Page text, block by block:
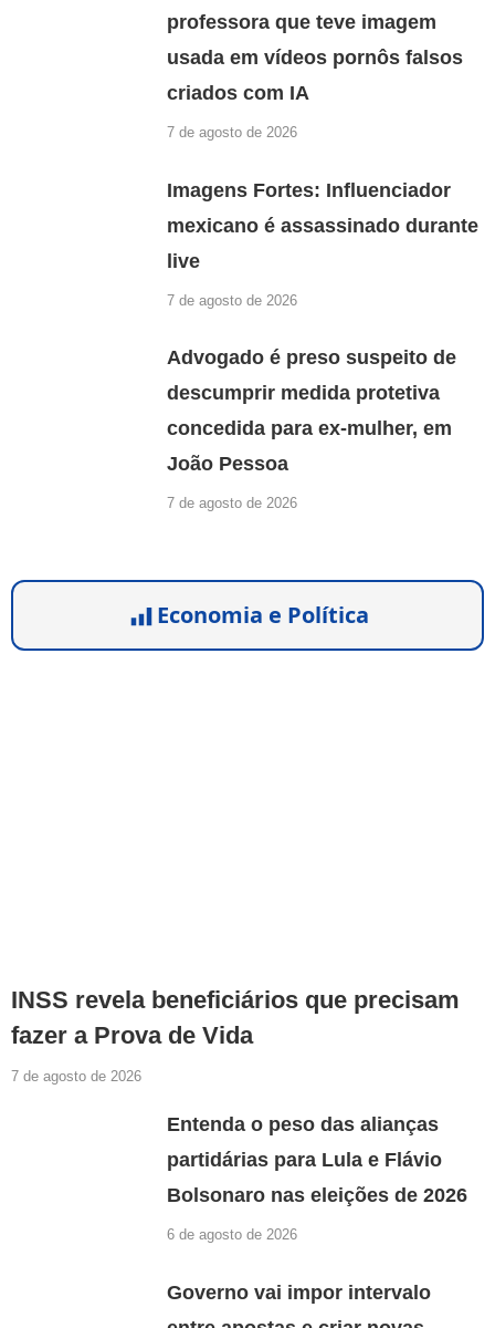
professora que teve imagem
usada em vídeos pornôs falsos
criados com IA
7 de agosto de 2026
Imagens Fortes: Influenciador
mexicano é assassinado durante
live
7 de agosto de 2026
Advogado é preso suspeito de
descumprir medida protetiva
concedida para ex-mulher, em
João Pessoa
7 de agosto de 2026
Economia e Política
INSS revela beneficiários que precisam
fazer a Prova de Vida
7 de agosto de 2026
Entenda o peso das alianças
partidárias para Lula e Flávio
Bolsonaro nas eleições de 2026
6 de agosto de 2026
Governo vai impor intervalo